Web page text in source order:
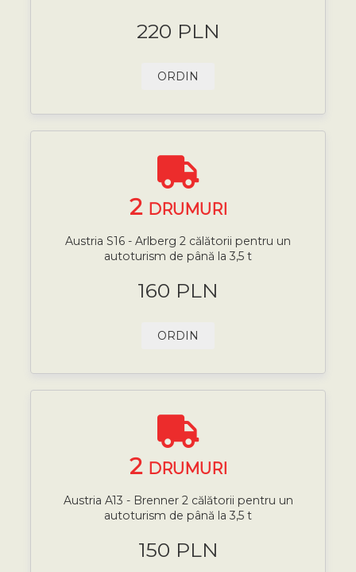
220 PLN
ORDIN
2 DRUMURI
Austria S16 - Arlberg 2 călătorii pentru un
autoturism de până la 3,5 t
160 PLN
ORDIN
2 DRUMURI
Austria A13 - Brenner 2 călătorii pentru un
autoturism de până la 3,5 t
150 PLN